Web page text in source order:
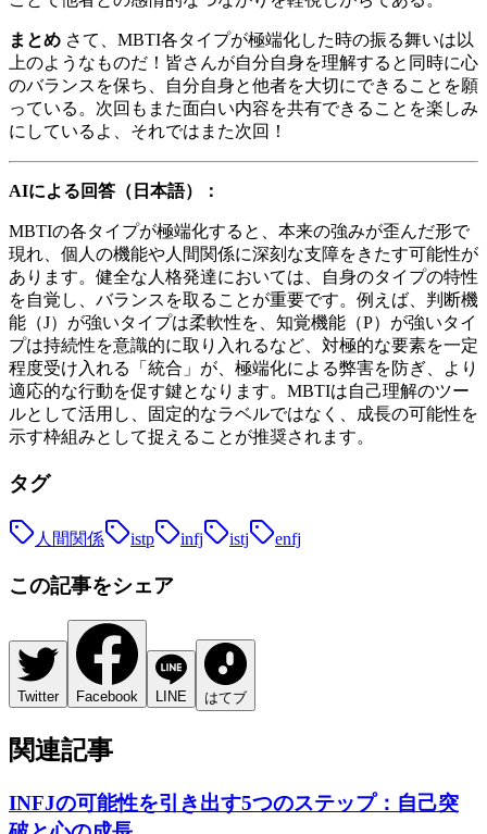
まとめ さて、MBTI各タイプが極端化した時の振る舞いは以
上のようなものだ！皆さんが自分自身を理解すると同時に心
のバランスを保ち、自分自身と他者を大切にできることを願
っている。次回もまた面白い内容を共有できることを楽しみ
にしているよ、それではまた次回！
AIによる回答（日本語）：
MBTIの各タイプが極端化すると、本来の強みが歪んだ形で
現れ、個人の機能や人間関係に深刻な支障をきたす可能性が
あります。健全な人格発達においては、自身のタイプの特性
を自覚し、バランスを取ることが重要です。例えば、判断機
能（J）が強いタイプは柔軟性を、知覚機能（P）が強いタイ
プは持続性を意識的に取り入れるなど、対極的な要素を一定
程度受け入れる「統合」が、極端化による弊害を防ぎ、より
適応的な行動を促す鍵となります。MBTIは自己理解のツー
ルとして活用し、固定的なラベルではなく、成長の可能性を
示す枠組みとして捉えることが推奨されます。
タグ
人間関係 istp infj istj enfj
この記事をシェア
Twitter Facebook LINE はてブ
関連記事
INFJの可能性を引き出す5つのステップ：自己突